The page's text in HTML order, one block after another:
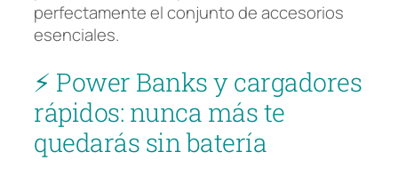
perfectamente el conjunto de accesorios
esenciales.
⚡ Power Banks y cargadores
rápidos: nunca más te
quedarás sin batería